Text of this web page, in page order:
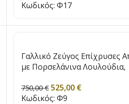
Κωδικός: Φ17
Γαλλικό Ζεύγος Επίχρυσες
με Πορσελάνινα Λουλούδια,
750,00€ 525,00 €
Κωδικός: Φ9